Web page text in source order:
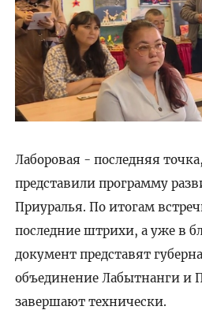
Лаборовая - последняя
представили программу
Приуралья. По итогам
последние штрихи, а уже в
документ представят
объединение Лабытнанги и
завершают технически.